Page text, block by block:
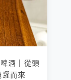
酒｜從頭
而來